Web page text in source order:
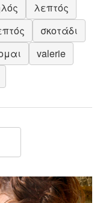
λεπτός
σκοτάδι
valerie